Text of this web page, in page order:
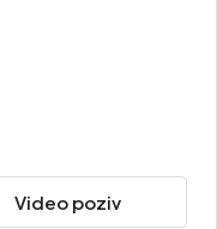
Video poziv